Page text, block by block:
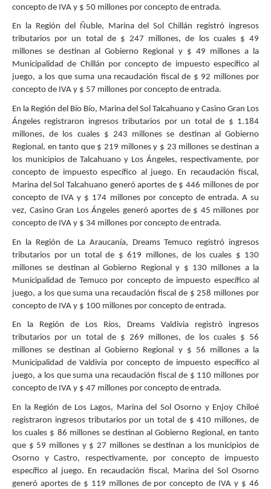
concepto de IVA y $ 50 millones por concepto de entrada.
En la Región del Ñuble, Marina del Sol Chillán registró ingresos
tributarios por un total de $ 247 millones, de los cuales $ 49
millones se destinan al Gobierno Regional y $ 49 millones a la
Municipalidad de Chillán por concepto de impuesto específico al
juego, a los que suma una recaudación fiscal de $ 92 millones por
concepto de IVA y $ 57 millones por concepto de entrada.
En la Región del Bío Bío, Marina del Sol Talcahuano y Casino Gran Los
Ángeles registraron ingresos tributarios por un total de $ 1.184
millones, de los cuales $ 243 millones se destinan al Gobierno
Regional, en tanto que $ 219 millones y $ 23 millones se destinan a
los municipios de Talcahuano y Los Ángeles, respectivamente, por
concepto de impuesto específico al juego. En recaudación fiscal,
Marina del Sol Talcahuano generó aportes de $ 446 millones de por
concepto de IVA y $ 174 millones por concepto de entrada. A su
vez, Casino Gran Los Ángeles generó aportes de $ 45 millones por
concepto de IVA y $ 34 millones por concepto de entrada.
En la Región de La Araucanía, Dreams Temuco registró ingresos
tributarios por un total de $ 619 millones, de los cuales $ 130
millones se destinan al Gobierno Regional y $ 130 millones a la
Municipalidad de Temuco por concepto de impuesto específico al
juego, a los que suma una recaudación fiscal de $ 258 millones por
concepto de IVA y $ 100 millones por concepto de entrada.
En la Región de Los Ríos, Dreams Valdivia registró ingresos
tributarios por un total de $ 269 millones, de los cuales $ 56
millones se destinan al Gobierno Regional y $ 56 millones a la
Municipalidad de Valdivia por concepto de impuesto específico al
juego, a los que suma una recaudación fiscal de $ 110 millones por
concepto de IVA y $ 47 millones por concepto de entrada.
En la Región de Los Lagos, Marina del Sol Osorno y Enjoy Chiloé
registraron ingresos tributarios por un total de $ 410 millones, de
los cuales $ 86 millones se destinan al Gobierno Regional, en tanto
que $ 59 millones y $ 27 millones se destinan a los municipios de
Osorno y Castro, respectivamente, por concepto de impuesto
específico al juego. En recaudación fiscal, Marina del Sol Osorno
generó aportes de $ 119 millones de por concepto de IVA y $ 46